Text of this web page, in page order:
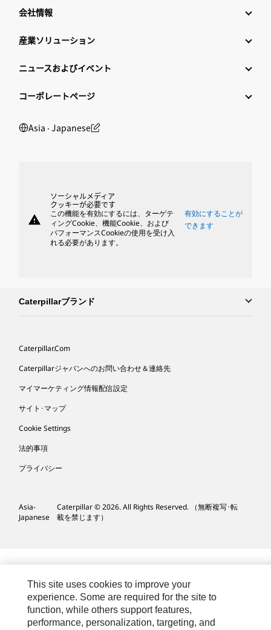
会社情報
産業ソリューション
ニュースおよびイベント
コーポレートページ
Asia ‧ Japanese
warning
ソーシャルメディア
クッキーが必要です
この機能を有効にするには、ターゲテ
ィングCookie、機能Cookie、および
パフォーマンスCookieの使用を受け入
れる必要があります。
有効にすることが
できます
Caterpillarブランド
Caterpillar.com
Caterpillarジャパンへのお問い合わせ＆連絡先
マイマーケティング情報配信設定
サイト･マップ
Cookie Settings
法的事項
プライバシー
Asia-
Japanese
Caterpillar © 2026. All Rights Reserved. （無断複写･転
載を禁じます）
This site uses cookies to improve your
experience. Some are required for the site to
function, while others support features,
performance, personalization, targeting, and